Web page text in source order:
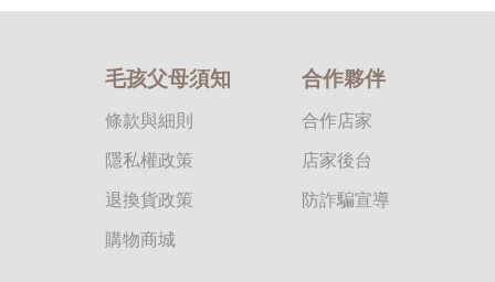
毛孩父母須知
條款與細則
隱私權政策
退換貨政策
購物商城
合作夥伴
合作店家
店家後台
防詐騙宣導